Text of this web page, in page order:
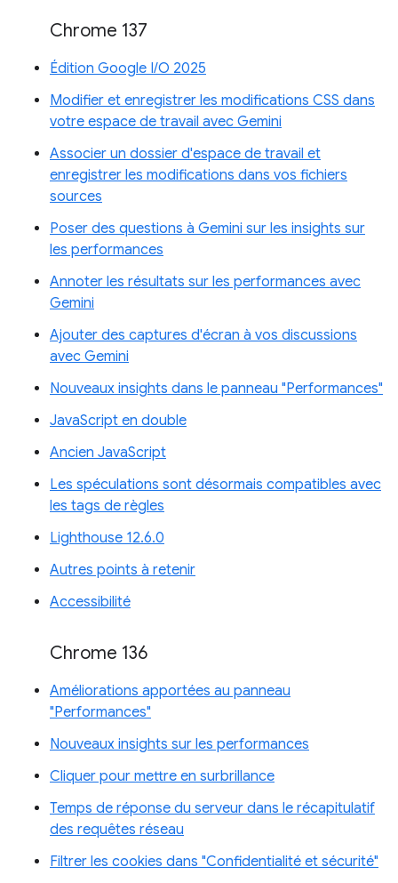
Chrome 137
Édition Google I/O 2025
Modifier et enregistrer les modifications CSS dans
votre espace de travail avec Gemini
Associer un dossier d'espace de travail et
enregistrer les modifications dans vos fichiers
sources
Poser des questions à Gemini sur les insights sur
les performances
Annoter les résultats sur les performances avec
Gemini
Ajouter des captures d'écran à vos discussions
avec Gemini
Nouveaux insights dans le panneau "Performances"
JavaScript en double
Ancien JavaScript
Les spéculations sont désormais compatibles avec
les tags de règles
Lighthouse 12.6.0
Autres points à retenir
Accessibilité
Chrome 136
Améliorations apportées au panneau
"Performances"
Nouveaux insights sur les performances
Cliquer pour mettre en surbrillance
Temps de réponse du serveur dans le récapitulatif
des requêtes réseau
Filtrer les cookies dans "Confidentialité et sécurité"